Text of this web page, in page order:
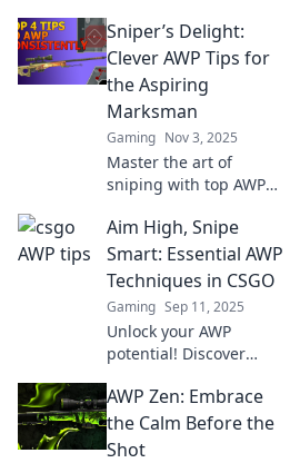
Sniper’s Delight:
Clever AWP Tips for
the Aspiring
Marksman
Gaming Nov 3, 2025
Master the art of
sniping with top AWP
expert tips and elevate
your game to become
the ultimate
marksman.
Aim High, Snipe
Smart: Essential AWP
Techniques in CSGO
Gaming Sep 11, 2025
Unlock your AWP
potential! Discover
elevate your game in
CSGO and dominate
the competition like a
AWP Zen: Embrace
the Calm Before the
Shot